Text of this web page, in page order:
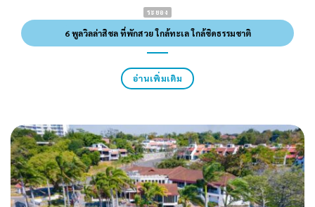
ระยอง
6 พูลวิลล่าสิชล ที่พักสวย ใกล้ทะเล ใกล้ชิดธรรมชาติ
อ่านเพิ่มเติม